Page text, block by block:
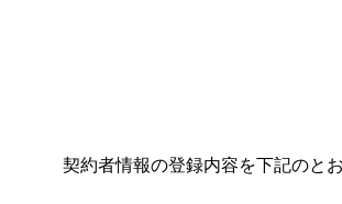
契約者情報の登録内容を下記のと